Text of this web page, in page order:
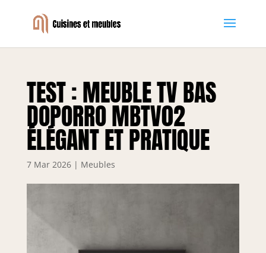
TEST : MEUBLE TV BAS
DOPORRO MBTV02
ÉLÉGANT ET PRATIQUE
7 Mar 2026| Meubles